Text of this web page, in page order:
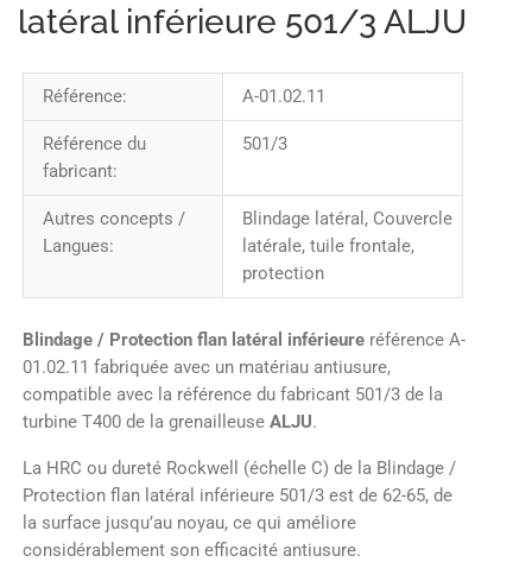
latéral inférieure 501/3 ALJU
Référence: A-01.02.11
Référence du
fabricant:
501/3
Autres concepts /
Langues:
Blindage latéral, Couvercle
latérale, tuile frontale,
protection
Blindage / Protection flan latéral inférieure référence A-
01.02.11 fabriquée avec un matériau antiusure,
compatible avec la référence du fabricant 501/3 de la
turbine T400 de la grenailleuse ALJU.
La HRC ou dureté Rockwell (échelle C) de la Blindage /
Protection flan latéral inférieure 501/3 est de 62-65, de
la surface jusqu’au noyau, ce qui améliore
considérablement son efficacité antiusure.